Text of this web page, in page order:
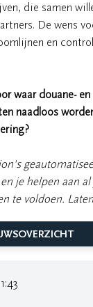
die samen
De wens
en
waar douane- en
naadloos
je helpen aan al
te voldoen.